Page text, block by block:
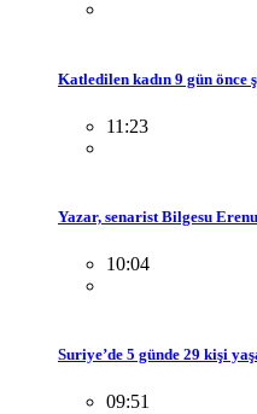
Katledilen kadın 9 gün önce
11:23
Yazar, senarist Bilgesu
10:04
Suriye’de 5 günde 29 kişi
09:51